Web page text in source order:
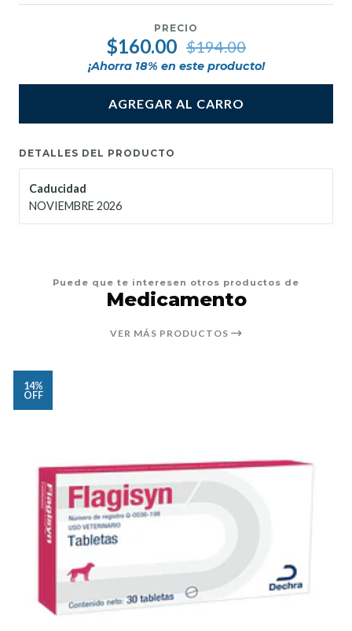
PRECIO
$160.00 $194.00
¡Ahorra 18% en este producto!
AGREGAR AL CARRO
DETALLES DEL PRODUCTO
Caducidad
NOVIEMBRE 2026
Puede que te interesen otros productos de
Medicamento
VER MÁS PRODUCTOS
14%
OFF